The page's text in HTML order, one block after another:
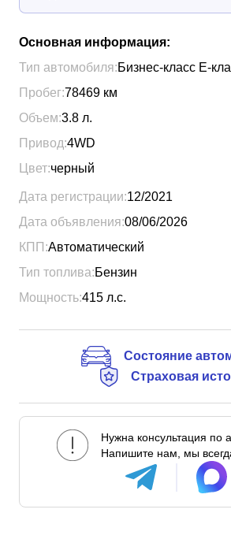
Основная информация:
Тип автомобиля:Бизнес-класс Е-
Пробег:78469 км
Объем:3.8 л.
Привод:4WD
Цвет:черный
Дата регистрации:12/2021
Дата объявления:08/06/2026
КПП:Автоматический
Тип топлива:Бензин
Мощность:415 л.с.
Состояние
Страховая
Нужна консультация по
Напишите нам, мы